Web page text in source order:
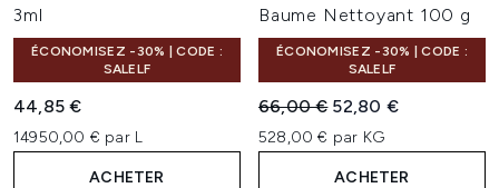
3ml
ÉCONOMISEZ -30% | CODE :
SALELF
44,85 €
14950,00 € par L
ACHETER
Baume Nettoyant 100 g
ÉCONOMISEZ -30% | CODE :
SALELF
Prix de vente :
66,00 € Prix ​​actuel :
52,80 €
528,00 € par KG
ACHETER